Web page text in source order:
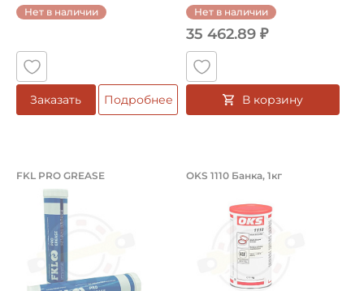
Нет в наличии
Заказать Подробнее
Нет в наличии
35 462.89 ₽
В корзину
Смазка термостойкая PRO Grease,
Смазка термостойкая FKL HT2 V220 Картридж, 400
FKL PRO GREASE Силиконовая
OKS 1110 Банка, 1кг